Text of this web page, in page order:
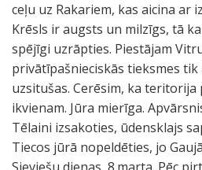
ceļu uz Rakariem, kas aicina ar
Krēsls ir augsts un milzīgs, tā
spējīgi uzrāpties. Piestājam
privātīpašnieciskās tieksmes
uzsitušas. Cerēsim, ka teritorija
ikvienam. Jūra mierīga.
Tēlaini izsakoties, ūdensklajs
Tiecos jūrā nopeldēties, jo